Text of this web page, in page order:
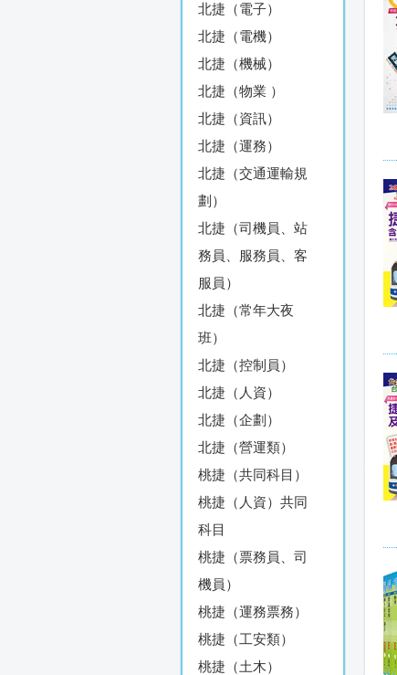
北捷（電子）
北捷（電機）
北捷（機械）
北捷（物業 ）
北捷（資訊）
北捷（運務）
北捷（交通運輸規
劃）
北捷（司機員、站
務員、服務員、客
服員）
北捷（常年大夜
班）
北捷（控制員）
北捷（人資）
北捷（企劃）
北捷（營運類）
桃捷（共同科目）
桃捷（人資）共同
科目
桃捷（票務員、司
機員）
桃捷（運務票務）
桃捷（工安類）
桃捷（土木）